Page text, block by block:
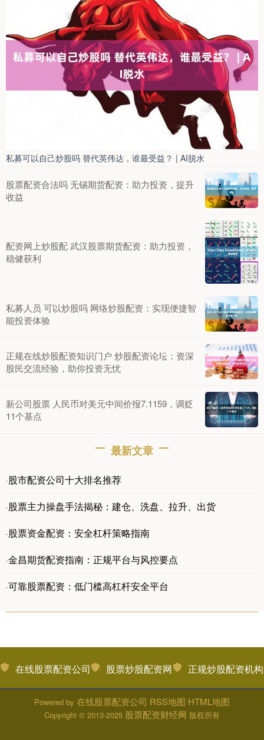
私募可以自己炒股吗 替代英伟达，谁最受益？ | AI脱水
股票配资合法吗 无锡期货配资：助力投资，提升
收益
配资网上炒股配 武汉股票期货配资：助力投资，
稳健获利
私募人员 可以炒股吗 网络炒股配资：实现便捷智
能投资体验
正规在线炒股配资知识门户 炒股配资论坛：资深
股民交流经验，助你投资无忧
新公司股票 人民币对美元中间价报7.1159，调贬
11个基点
最新文章
·股市配资公司十大排名推荐
·股票主力操盘手法揭秘：建仓、洗盘、拉升、出货
·股票资金配资：安全杠杆策略指南
·金昌期货配资指南：正规平台与风控要点
·可靠股票配资：低门槛高杠杆安全平台
在线股票配资公司 股票炒股配资网 正规炒股配资机构
Powered by 在线股票配资公司 RSS地图 HTML地图
Copyright © 2013-2025 股票配资财经网 版权所有